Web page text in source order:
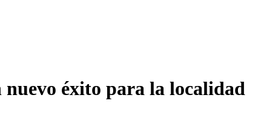
éxito para la localidad